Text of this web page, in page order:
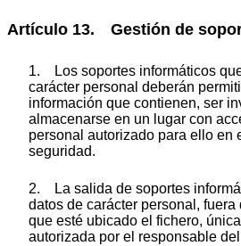
Artículo 13. Gestión de
1. Los soportes informáticos
carácter personal deberán
información que contienen, ser
almacenarse en un lugar con
personal autorizado para ello en
seguridad.
2. La salida de soportes
datos de carácter personal,
que esté ubicado el fichero,
autorizada por el responsable